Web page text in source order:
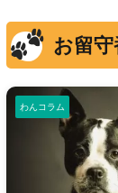
お留
わんコラム